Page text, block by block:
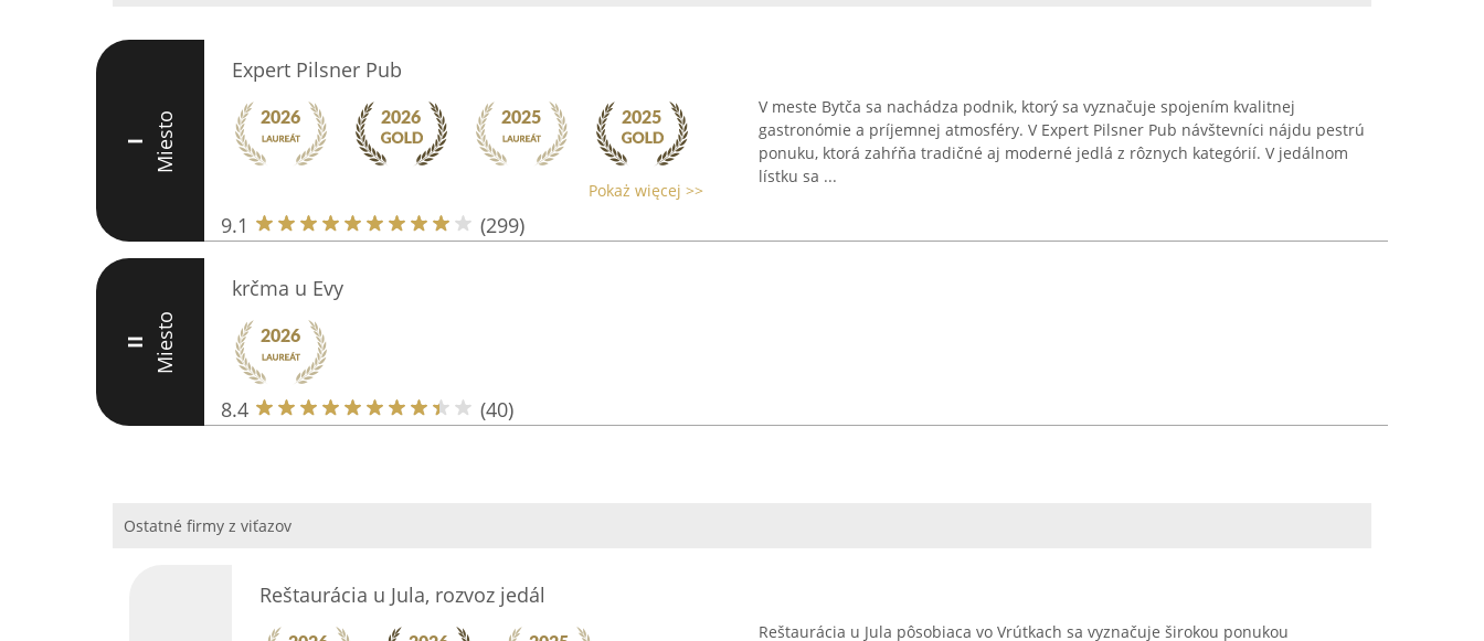
I Miesto
Expert Pilsner Pub
Pokaż więcej >>
9.1 (299)
V meste Bytča sa nachádza podnik, ktorý sa vyznačuje spojením kvalitnej
gastronómie a príjemnej atmosféry. V Expert Pilsner Pub návštevníci nájdu pestrú
ponuku, ktorá zahŕňa tradičné aj moderné jedlá z rôznych kategórií. V jedálnom
lístku sa ...
II Miesto
krčma u Evy
8.4 (40)
Ostatné firmy z viťazov
Reštaurácia u Jula, rozvoz jedál
Reštaurácia u Jula pôsobiaca vo Vrútkach sa vyznačuje širokou ponukou